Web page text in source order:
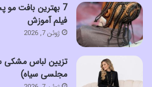
7 بهترین بافت
فیلم آموزش
ژوئن 7, 2026
مجلسی سیاه)